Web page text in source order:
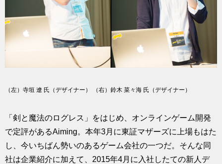
（左）寺垣 遼 氏（デザイナー） （右）鈴木 菜々海 氏（デザイナー）
「剣と魔法のログレス」をはじめ、オンラインゲーム開発
で定評があるAiming。本年3月に東証マザーズに上場もはた
し、今いちばん勢いのあるゲーム会社の一つだ。そんな同
社は企業紹介に加えて、2015年4月に入社したての新人デ